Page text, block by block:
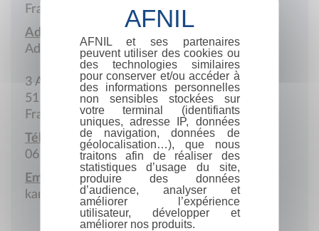
France
Adresse :
Adresse postale
3 Allée des Grives
51100 Reims
France
Téléphone portable :
06 03 38 20 92
Email :
kam110@hotmail.fr
AFNIL et ses partenaires
peuvent utiliser des cookies ou
des technologies similaires
pour conserver et/ou accéder à
des informations personnelles
non sensibles stockées sur
votre terminal (identifiants
uniques, adresse IP, données
de navigation, données de
géolocalisation…), que nous
traitons afin de réaliser des
statistiques d’usage du site,
produire des données
d’audience, analyser et
améliorer l’expérience
utilisateur, développer et
améliorer nos produits.